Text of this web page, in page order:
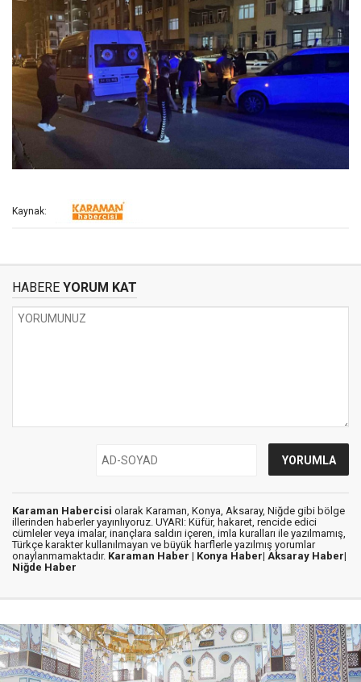
Kaynak:
HABERE YORUM KAT
Karaman Habercisi olarak Karaman, Konya, Aksaray, Niğde gibi bölge
illerinden haberler yayınlıyoruz. UYARI: Küfür, hakaret, rencide edici
cümleler veya imalar, inançlara saldırı içeren, imla kuralları ile yazılmamış,
Türkçe karakter kullanılmayan ve büyük harflerle yazılmış yorumlar
onaylanmamaktadır. Karaman Haber | Konya Haber| Aksaray Haber|
Niğde Haber